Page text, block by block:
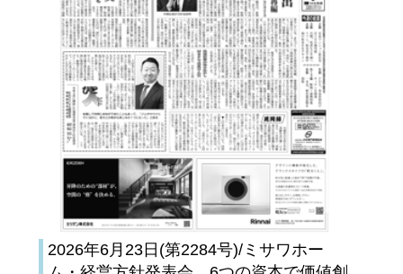
2026年6月23日(第2284号)/ミサワホー